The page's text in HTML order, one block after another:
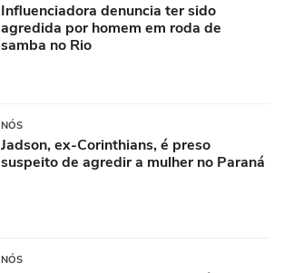
Influenciadora denuncia ter sido
agredida por homem em roda de
samba no Rio
NÓS
Jadson, ex-Corinthians, é preso
suspeito de agredir a mulher no Paraná
NÓS